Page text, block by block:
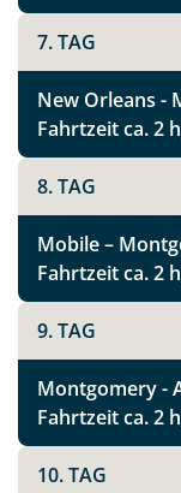
Teile diese Reise
Natur
Facebook
7. TAG
New Orleans -
Fahrtzeit ca. 2
8. TAG
Mobile –
Fahrtzeit ca. 2
9. TAG
Montgomery -
Fahrtzeit ca. 2
10. TAG